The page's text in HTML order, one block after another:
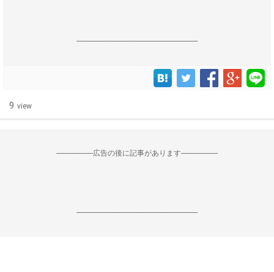
------------------------------------------------------------------
9 view
--------------------広告の後に記事があります--------------------
------------------------------------------------------------------